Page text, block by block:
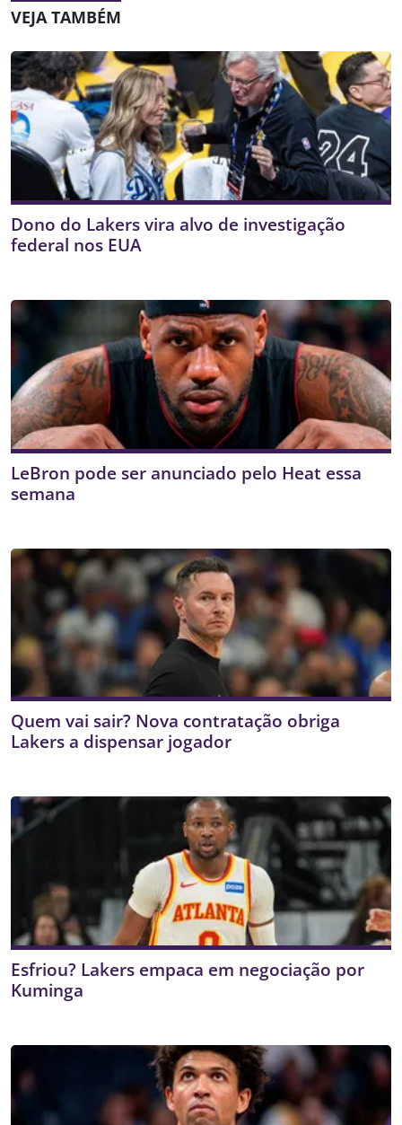
VEJA TAMBÉM
Dono do Lakers vira alvo de investigação
federal nos EUA
LeBron pode ser anunciado pelo Heat essa
semana
Quem vai sair? Nova contratação obriga
Lakers a dispensar jogador
Esfriou? Lakers empaca em negociação por
Kuminga